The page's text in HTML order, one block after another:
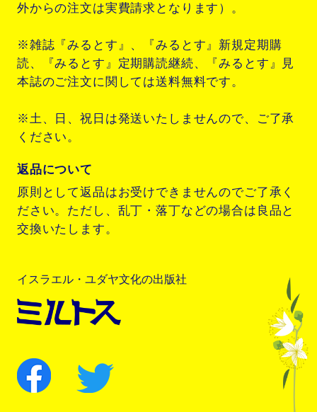
外からの注文は実費請求となります）。
※雑誌『みるとす』、『みるとす』新規定期購
読、『みるとす』定期購読継続、『みるとす』見
本誌のご注文に関しては送料無料です。
※土、日、祝日は発送いたしませんので、ご了承
ください。
返品について
原則として返品はお受けできませんのでご了承く
ださい。ただし、乱丁・落丁などの場合は良品と
交換いたします。
イスラエル・ユダヤ文化の出版社